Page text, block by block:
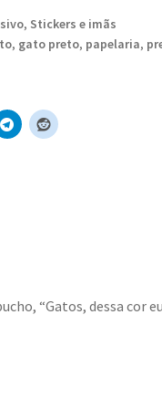
, Stickers e imãs
, gato preto, papelaria,
“Gatos, dessa cor eu